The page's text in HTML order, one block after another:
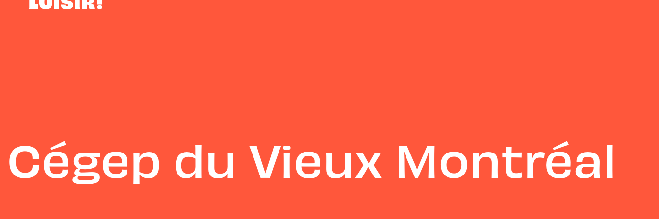
Cégep du Vieux Montréal